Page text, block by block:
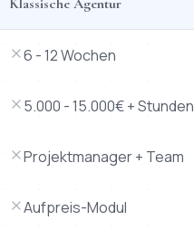
Klassische Agentur
6 - 12 Wochen
5.000 - 15.000€ + Stunden
Projektmanager + Team
Aufpreis-Modul